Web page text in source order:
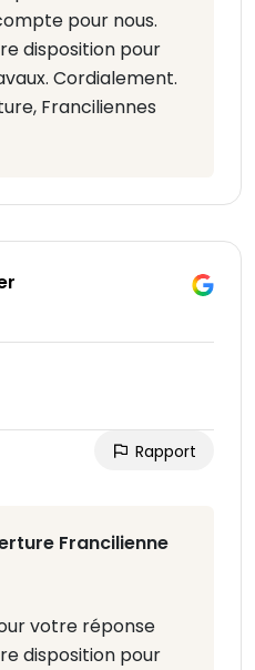
pour nous.
disposition pour
Cordialement.
Franciliennes
Rapport
Francilienne
votre réponse
disposition pour